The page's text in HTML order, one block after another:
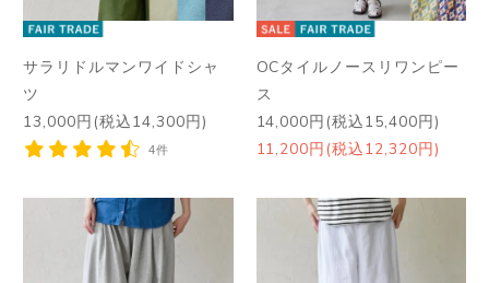
サラリドルマンワイドシャ
ツ
13,000円(税込14,300円)
4件
OCタイルノースリワンピー
ス
14,000円(税込15,400円)
11,200円(税込12,320円)